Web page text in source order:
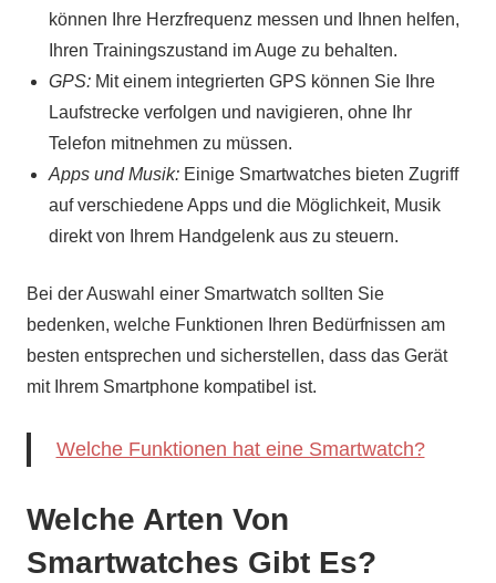
können Ihre Herzfrequenz messen und Ihnen helfen,
Ihren Trainingszustand im Auge zu behalten.
GPS: Mit einem integrierten GPS können Sie Ihre
Laufstrecke verfolgen und navigieren, ohne Ihr
Telefon mitnehmen zu müssen.
Apps und Musik: Einige Smartwatches bieten Zugriff
auf verschiedene Apps und die Möglichkeit, Musik
direkt von Ihrem Handgelenk aus zu steuern.
Bei der Auswahl einer Smartwatch sollten Sie
bedenken, welche Funktionen Ihren Bedürfnissen am
besten entsprechen und sicherstellen, dass das Gerät
mit Ihrem Smartphone kompatibel ist.
Welche Funktionen hat eine Smartwatch?
Welche Arten Von
Smartwatches Gibt Es?